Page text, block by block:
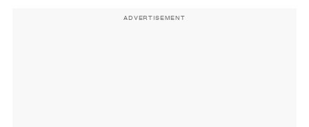
ADVERTISEMENT